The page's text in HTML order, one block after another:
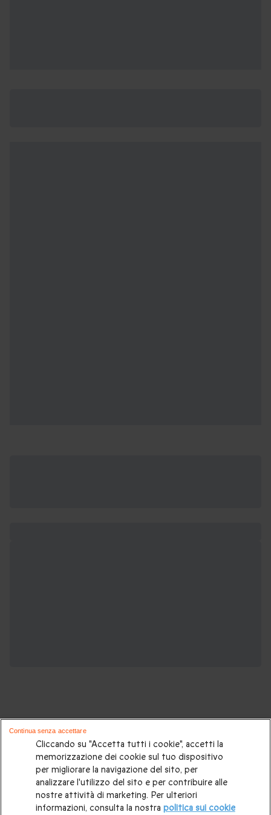
Potrebbero piacerti anche queste
esperienze romantiche:
Weekend romantico |Cosa fare per San Valentino 2026?
Cliccando su "Accetta tutti i cookie", accetti la
memorizzazione dei cookie sul tuo dispositivo
per migliorare la navigazione del sito, per
analizzare l'utilizzo del sito e per contribuire alle
nostre attività di marketing. Per ulteriori
informazioni, consulta la nostra politica sui cookie
Continua senza accettare